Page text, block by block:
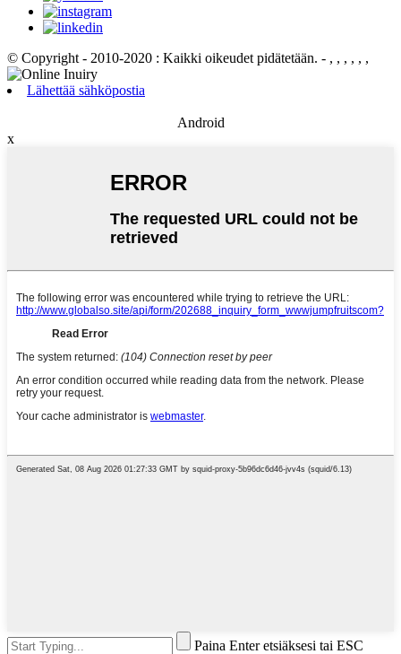
© Copyright - 2010-2020 : Kaikki oikeudet pidätetään. - , , , , , ,
Lähettää sähköpostia
Android
x
Paina Enter etsiäksesi tai ESC